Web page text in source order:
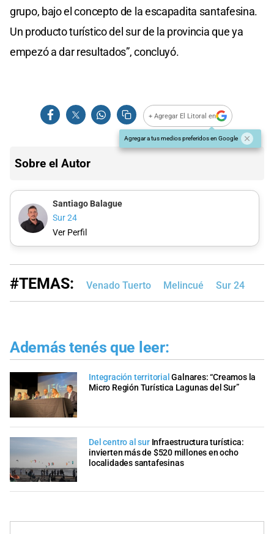
grupo, bajo el concepto de la escapadita santafesina.
Un producto turístico del sur de la provincia que ya
empezó a dar resultados”, concluyó.
+ Agregar El Litoral en
Agregar a tus medios preferidos en Google
Sobre el Autor
Santiago Balague
Sur 24
Ver Perfil
#TEMAS: Venado Tuerto Melincué Sur 24
Además tenés que leer:
Integración territorial Galnares: “Creamos la
Micro Región Turística Lagunas del Sur”
Del centro al sur Infraestructura turística:
invierten más de $520 millones en ocho
localidades santafesinas